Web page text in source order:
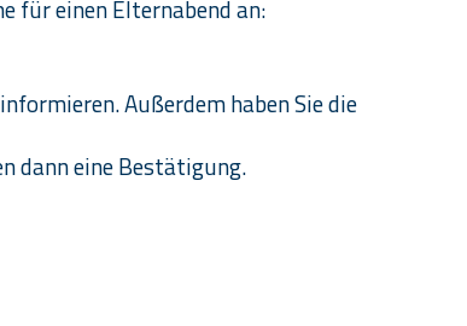
für einen Elternabend an:
Außerdem haben Sie die
dann eine Bestätigung.